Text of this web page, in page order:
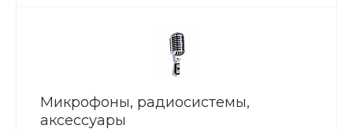
Микрофоны, радиосистемы,
аксессуары